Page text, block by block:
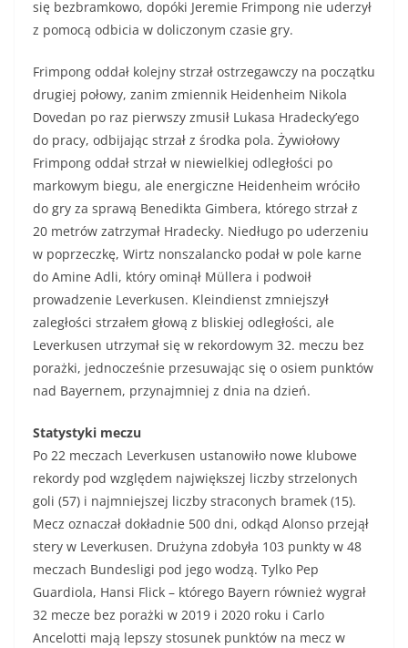
się bezbramkowo, dopóki Jeremie Frimpong nie uderzył
z pomocą odbicia w doliczonym czasie gry.
Frimpong oddał kolejny strzał ostrzegawczy na początku
drugiej połowy, zanim zmiennik Heidenheim Nikola
Dovedan po raz pierwszy zmusił Lukasa Hradecky’ego
do pracy, odbijając strzał z środka pola. Żywiołowy
Frimpong oddał strzał w niewielkiej odległości po
markowym biegu, ale energiczne Heidenheim wróciło
do gry za sprawą Benedikta Gimbera, którego strzał z
20 metrów zatrzymał Hradecky. Niedługo po uderzeniu
w poprzeczkę, Wirtz nonszalancko podał w pole karne
do Amine Adli, który ominął Müllera i podwoił
prowadzenie Leverkusen. Kleindienst zmniejszył
zaległości strzałem głową z bliskiej odległości, ale
Leverkusen utrzymał się w rekordowym 32. meczu bez
porażki, jednocześnie przesuwając się o osiem punktów
nad Bayernem, przynajmniej z dnia na dzień.
Statystyki meczu
Po 22 meczach Leverkusen ustanowiło nowe klubowe
rekordy pod względem największej liczby strzelonych
goli (57) i najmniejszej liczby straconych bramek (15).
Mecz oznaczał dokładnie 500 dni, odkąd Alonso przejął
stery w Leverkusen. Drużyna zdobyła 103 punkty w 48
meczach Bundesligi pod jego wodzą. Tylko Pep
Guardiola, Hansi Flick – którego Bayern również wygrał
32 mecze bez porażki w 2019 i 2020 roku i Carlo
Ancelotti mają lepszy stosunek punktów na mecz w